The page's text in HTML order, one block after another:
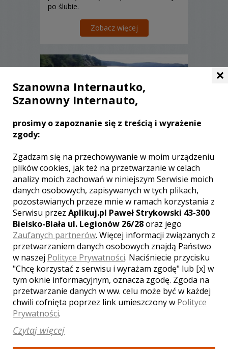
po ślubie.
Zobacz więcej
Dominik - kamerzysta
Olsztyn
2700 zł/ sesja
Ocena: 5,00 / 5
(2 opinie)
Poleceń: 59
Zgrany i zgodny niczym stare (choć staż
mamy jeszcze młody), dobre
małżeństwo zespół Kamerzysta +
Fotograf. Specjalizujemy się w
chwytaniu ważnych szczegółów i
przenoszenia magii ślubu i wesela na
film i zdjęcia, tak by za każdym razem
oglądało się je z taką samą
przyjemnością. Wejdź i sprawdź, który z
naszych pakietów jest idealny dla
Ciebie!...
Zobacz więcej
×
Szanowna Internautko,
Szanowny Internauto,
prosimy o zapoznanie się z treścią i wyrażenie
zgody:
Zgadzam się na przechowywanie w moim urządzeniu
plików cookies, jak też na przetwarzanie w celach
analizy moich zachowań w niniejszym Serwisie moich
danych osobowych, zapisywanych w tych plikach,
pozostawianych przeze mnie w ramach korzystania z
Serwisu przez Aplikuj.pl Paweł Strykowski 43-300
Bielsko-Biała ul. Legionów 26/28oraz jego
Zaufanych partnerów. Więcej informacji związanych z
przetwarzaniem danych osobowych znajdą Państwo
w naszej Polityce Prywatności. Naciśniecie przycisku
"Chcę korzystać z serwisu i wyrażam zgodę" lub [x] w
tym oknie informacyjnym, oznacza zgodę. Zgoda na
przetwarzanie danych w ww. celu może być w każdej
chwili cofnięta poprzez link umieszczony w Polityce
Prywatności.
Czytaj więcej